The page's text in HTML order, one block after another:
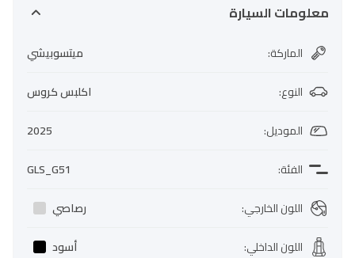
معلومات السيارة
الماركة:
ميتسوبيشي
النوع:
اكلبس كروس
الموديل:
2025
الفئة:
GLS_G51
اللون الخارجي:
رصاصي
اللون الداخلي:
أسود